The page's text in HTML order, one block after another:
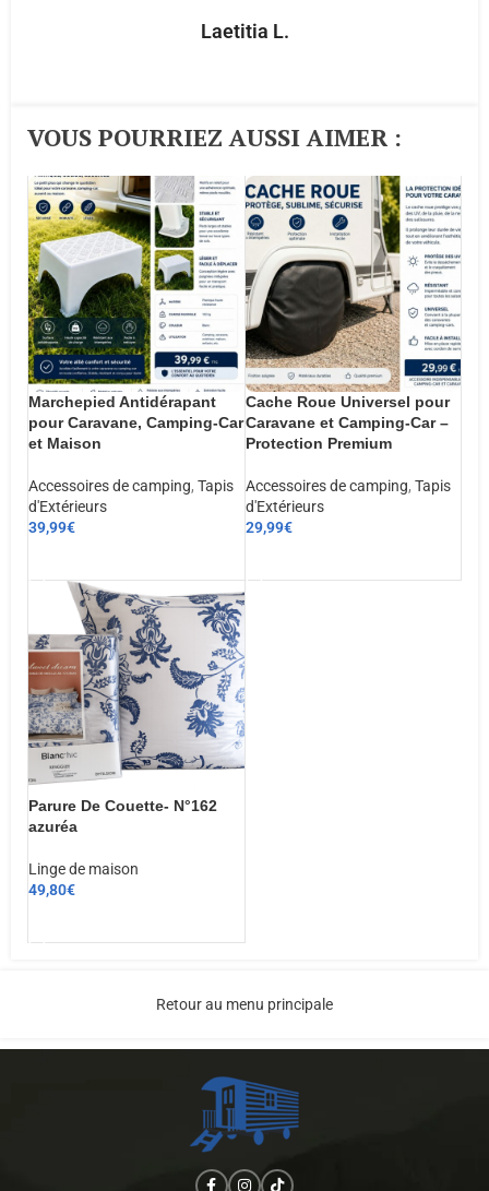
Laetitia L.
VOUS POURRIEZ AUSSI AIMER :​
Marchepied Antidérapant
pour Caravane, Camping-Car
et Maison
Accessoires de camping, Tapis
d'Extérieurs
39,99€
Cache Roue Universel pour
Caravane et Camping-Car –
Protection Premium
Accessoires de camping, Tapis
d'Extérieurs
29,99€
Parure De Couette- N°162
azuréa
Linge de maison
49,80€
Retour au menu principale